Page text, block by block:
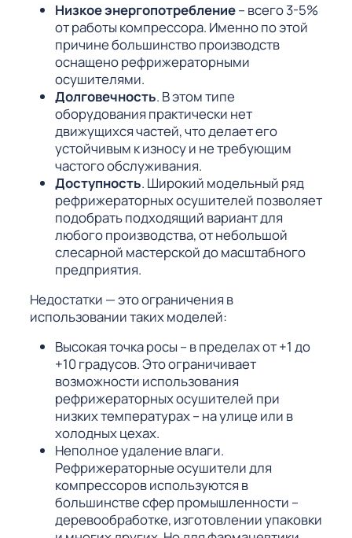
Низкое энергопотребление– всего 3-5%
от работы компрессора. Именно по этой
причине большинство производств
оснащено рефрижераторными
осушителями.
Долговечность. В этом типе
оборудования практически нет
движущихся частей, что делает его
устойчивым к износу и не требующим
частого обслуживания.
Доступность. Широкий модельный ряд
рефрижераторных осушителей позволяет
подобрать подходящий вариант для
любого производства, от небольшой
слесарной мастерской до масштабного
предприятия.
Недостатки — это ограничения в
использовании таких моделей:
Высокая точка росы – в пределах от +1 до
+10 градусов. Это ограничивает
возможности использования
рефрижераторных осушителей при
низких температурах – на улице или в
холодных цехах.
Неполное удаление влаги.
Рефрижераторные осушители для
компрессоров используются в
большинстве сфер промышленности –
деревообработке, изготовлении упаковки